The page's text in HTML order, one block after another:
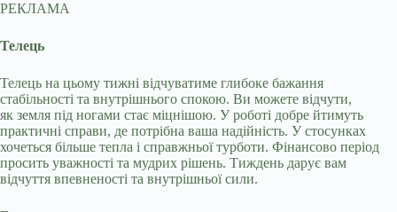
РЕКЛАМА
Телець
Телець на цьому тижні відчуватиме глибоке бажання
стабільності та внутрішнього спокою. Ви можете відчути,
як земля під ногами стає міцнішою. У роботі добре йтимуть
практичні справи, де потрібна ваша надійність. У стосунках
хочеться більше тепла і справжньої турботи. Фінансово період
просить уважності та мудрих рішень. Тиждень дарує вам
відчуття впевненості та внутрішньої сили.